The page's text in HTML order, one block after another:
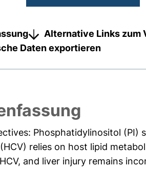
Alternative Links zum
Daten exportieren
Phosphatidylinositol (PI)
relies on host lipid
and liver injury remains